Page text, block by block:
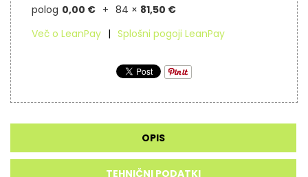
polog 0,00 € 84 × 81,50 €
Več o LeanPay
Splošni pogoji LeanPay
OPIS
TEHNIČNI PODATKI